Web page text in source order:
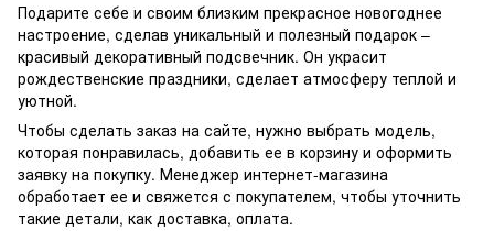
Подарите себе и своим близким прекрасное новогоднее
настроение, сделав уникальный и полезный подарок –
красивый декоративный подсвечник. Он украсит
рождественские праздники, сделает атмосферу теплой и
уютной.
Чтобы сделать заказ на сайте, нужно выбрать модель,
которая понравилась, добавить ее в корзину и оформить
заявку на покупку. Менеджер интернет-магазина
обработает ее и свяжется с покупателем, чтобы уточнить
такие детали, как доставка, оплата.